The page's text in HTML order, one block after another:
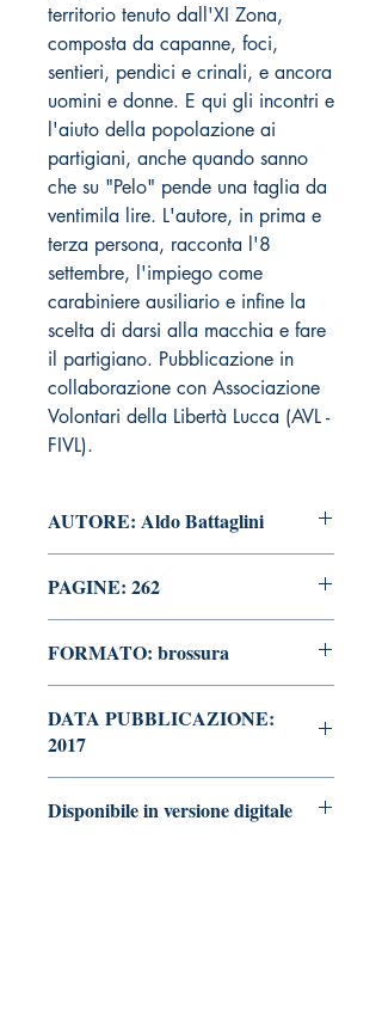
territorio tenuto dall'XI Zona,
composta da capanne, foci,
sentieri, pendici e crinali, e ancora
uomini e donne. E qui gli incontri e
l'aiuto della popolazione ai
partigiani, anche quando sanno
che su "Pelo" pende una taglia da
ventimila lire. L'autore, in prima e
terza persona, racconta l'8
settembre, l'impiego come
carabiniere ausiliario e infine la
scelta di darsi alla macchia e fare
il partigiano. Pubblicazione in
collaborazione con Associazione
Volontari della Libertà Lucca (AVL -
FIVL).
AUTORE: Aldo Battaglini
PAGINE: 262
FORMATO: brossura
DATA PUBBLICAZIONE:
2017
Disponibile in versione digitale